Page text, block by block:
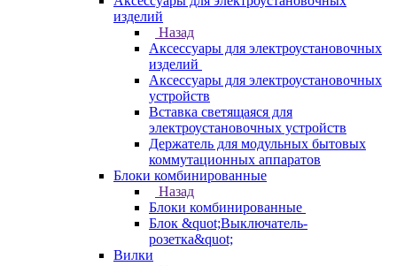
изделий
Назад
Аксессуары для электроустановочных
изделий
Аксессуары для электроустановочных
устройств
Вставка светящаяся для
электроустановочных устройств
Держатель для модульных бытовых
коммутационных аппаратов
Блоки комбинированные
Назад
Блоки комбинированные
Блок &quot;Выключатель-
розетка&quot;
Вилки